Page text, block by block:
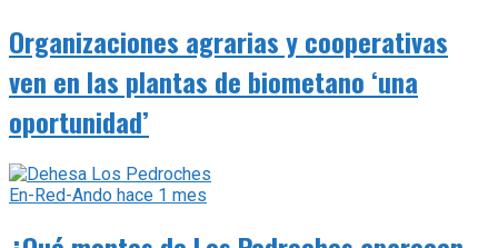
Organizaciones agrarias y cooperativas
ven en las plantas de biometano ‘una
oportunidad’
En-Red-Ando hace 1 mes